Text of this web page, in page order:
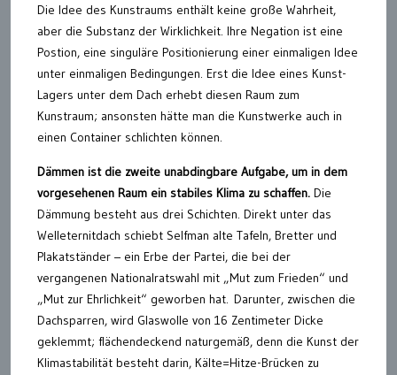
Die Idee des Kunstraums enthält keine große Wahrheit,
aber die Substanz der Wirklichkeit. Ihre Negation ist eine
Postion, eine singuläre Positionierung einer einmaligen Idee
unter einmaligen Bedingungen. Erst die Idee eines Kunst-
Lagers unter dem Dach erhebt diesen Raum zum
Kunstraum; ansonsten hätte man die Kunstwerke auch in
einen Container schlichten können.
Dämmen ist die zweite unabdingbare Aufgabe, um in dem
vorgesehenen Raum ein stabiles Klima zu schaffen. Die
Dämmung besteht aus drei Schichten. Direkt unter das
Welleternitdach schiebt Selfman alte Tafeln, Bretter und
Plakatständer – ein Erbe der Partei, die bei der
vergangenen Nationalratswahl mit „Mut zum Frieden“ und
„Mut zur Ehrlichkeit“ geworben hat. Darunter, zwischen die
Dachsparren, wird Glaswolle von 16 Zentimeter Dicke
geklemmt; flächendeckend naturgemäß, denn die Kunst der
Klimastabilität besteht darin, Kälte=Hitze-Brücken zu